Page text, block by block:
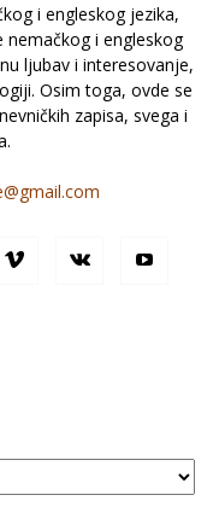
i engleskog jezika,
i engleskog
ljubav i interesovanje,
Osim toga, ovde se
zapisa, svega i